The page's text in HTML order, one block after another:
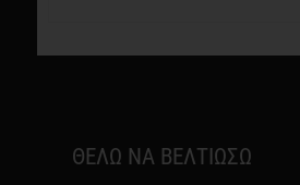
ΘΕΛΩ ΝΑ ΒΕΛΤΙΩΣΩ